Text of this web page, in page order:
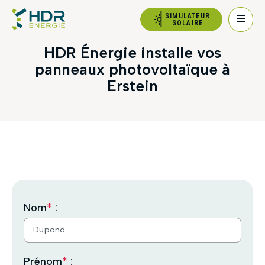
SIMULATEUR
SOLAIRE
HDR Énergie installe vos
panneaux photovoltaïque à
Erstein
Nom* :
Prénom* :